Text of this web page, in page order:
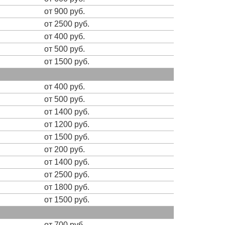
от 900 руб.
от 2500 руб.
от 400 руб.
от 500 руб.
от 1500 руб.
от 400 руб.
от 500 руб.
от 1400 руб.
от 1200 руб.
от 1500 руб.
от 200 руб.
от 1400 руб.
от 2500 руб.
от 1800 руб.
от 1500 руб.